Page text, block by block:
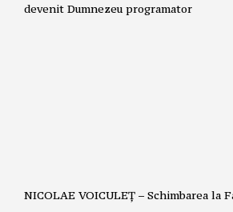
devenit Dumnezeu programator
NICOLAE VOICULEȚ – Schimbarea la